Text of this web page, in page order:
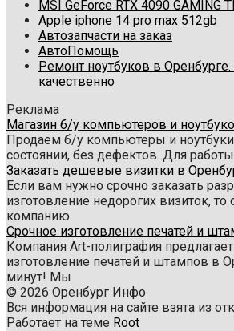
MSI GeForce RTX 4090 GAMING
Apple iphone 14 pro max 512gb
Автозапчасти на заказ
АвтоПомощь
Ремонт ноутбуков в
качественно
Реклама
Магазин б/у компьютеров и
Продаем б/у компьютеры и
состоянии, без дефектов. Для
Заказать дешевые визитки в
Если вам нужно срочно заказать
изготовление недорогих визиток, то
компанию
Срочное изготовление печатей и
Компания Art-полиграфия
изготовление печатей и штампов в
минут! Мы
© 2026 Оренбург Инфо
Вся информация на сайте взята из
Работает на теме Root